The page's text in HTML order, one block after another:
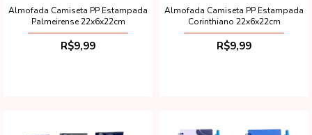
Almofada Camiseta PP Estampada
Palmeirense 22x6x22cm
R$9,99
Almofada Camiseta PP Estampada
Corinthiano 22x6x22cm
R$9,99